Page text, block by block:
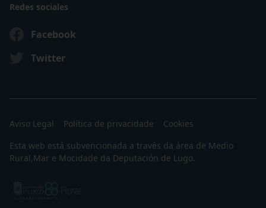
Redes sociales
Facebook
Twitter
Esta web está subvencionada a través da área de Medio
Rural,Mar e Mocidade da Deputación de Lugo.
Aviso Legal Política de privacidade Cookies